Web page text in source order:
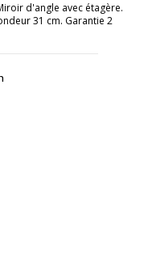
d'angle avec étagère.
31 cm. Garantie 2